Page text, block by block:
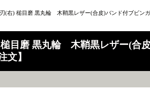
(右) 槌目磨 黒丸輪 木鞘黒レザー(合皮)バンド付ブビ
目磨 黒丸輪 木鞘黒レザー(合
】